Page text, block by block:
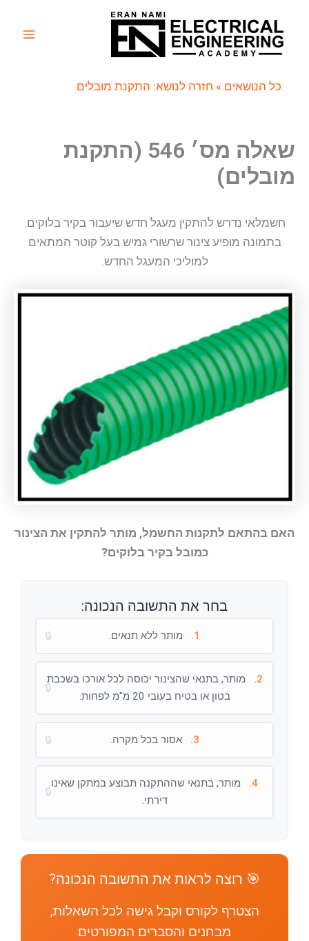
כל הנושאים » חזרה לנושא: התקנת מובלים
שאלה מס׳ 546 (התקנת
מובלים)
חשמלאי נדרש להתקין מעגל חדש שיעבור בקיר בלוקים.
בתמונה מופיע צינור שרשורי גמיש בעל קוטר המתאים
למוליכי המעגל החדש.
האם בהתאם לתקנות החשמל, מותר להתקין את הצינור
כמובל בקיר בלוקים?
בחר את התשובה הנכונה:
1. מותר ללא תנאים. 🔒
2.
מותר, בתנאי שהצינור יכוסה לכל אורכו בשכבת
בטון או בטיח בעובי 20 מ"מ לפחות.
🔒
3. אסור בכל מקרה. 🔒
4.
מותר, בתנאי שההתקנה תבוצע במתקן שאינו
דירתי.
🔒
🎯 רוצה לראות את התשובה הנכונה?
הצטרף לקורס וקבל גישה לכל השאלות,
מבחנים והסברים המפורטים